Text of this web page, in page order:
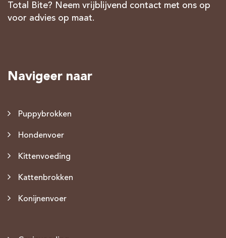
Total Bite? Neem vrijblijvend contact met ons op
voor advies op maat.
Navigeer naar
Puppybrokken
Hondenvoer
Kittenvoeding
Kattenbrokken
Konijnenvoer